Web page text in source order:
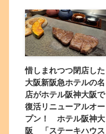
惜しまれつつ閉店した
大阪新阪急ホテルの名
店がホテル阪神大阪で
復活リニューアルオー
プン！ ホテル阪神大
阪 「ステーキハウス